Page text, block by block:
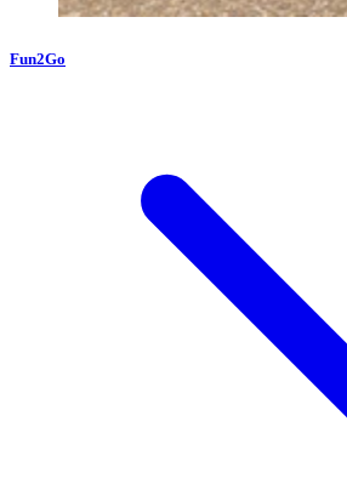
Fun2Go